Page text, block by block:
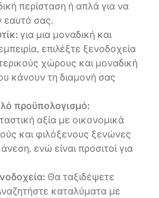
περίσταση ή απλά για να
εαυτό σας.
για μια μοναδική και
επιλέξτε ξενοδοχεία
χώρους και μοναδική
κάνουν τη διαμονή σας
προϋπολογισμό:
αξία με οικονομικά
και φιλόξενους ξενώνες
ενώ είναι προσιτοί για
Θα ταξιδέψετε
καταλύματα με